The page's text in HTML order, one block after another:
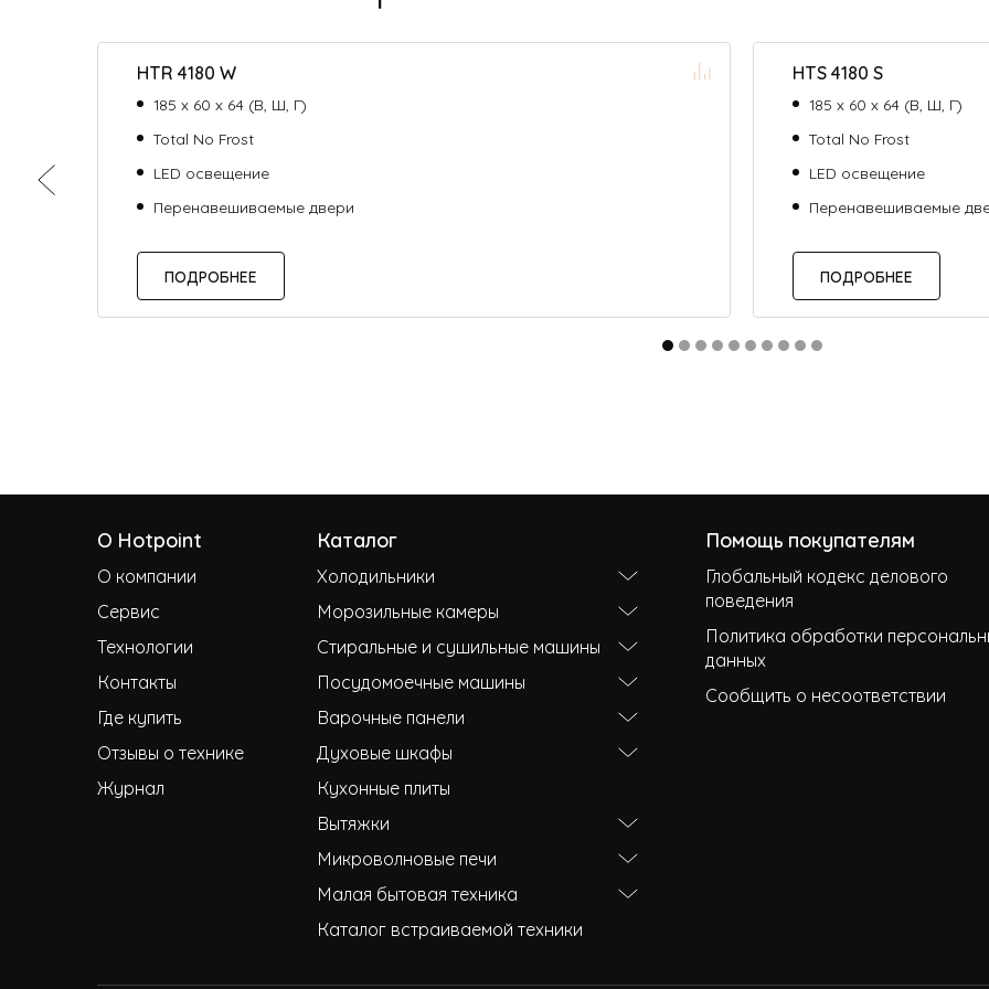
HTR 4180 W
185 х 60 х 64 (В, Ш, Г)
Total No Frost
LED освещение
Перенавешиваемые двери
ПОДРОБНЕЕ
HTS 4180 S
185 х 60 х 64 (В, Ш, Г)
Total No Frost
LED освещение
Перенавешиваемые
ПОДРОБНЕЕ
О Hotpoint
О компании
Сервис
Технологии
Контакты
Где купить
Отзывы о технике
Журнал
Каталог
Холодильники
Морозильные камеры
Стиральные и сушильные машины
Посудомоечные машины
Варочные панели
Духовые шкафы
Кухонные плиты
Вытяжки
Микроволновые печи
Малая бытовая техника
Каталог встраиваемой техники
Помощь покупателям
Глобальный кодекс делового
поведения
Политика обработки
данных
Сообщить о несоответствии